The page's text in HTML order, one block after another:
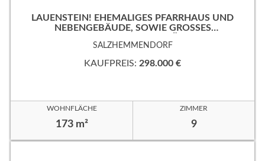
LAUENSTEIN! EHEMALIGES PFARRHAUS UND
NEBENGEBÄUDE, SOWIE GROSSES
SALZHEMMENDORF
KAUFPREIS: 298.000 €
WOHNFLÄCHE
173 m²
ZIMMER
9